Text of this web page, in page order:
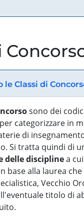
le Classi di
sono dei
categorizzare in
di
Si tratta quindi di
delle disciplinea
base alla laurea
Vecchio
titolo di